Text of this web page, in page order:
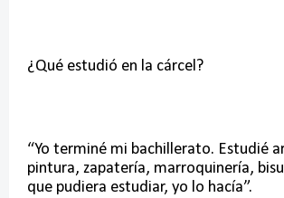
¿Qué estudió en la cárcel?
“Yo terminé mi bachillerato. Estudié
pintura, zapatería, marroquinería,
que pudiera estudiar, yo lo hacía”.